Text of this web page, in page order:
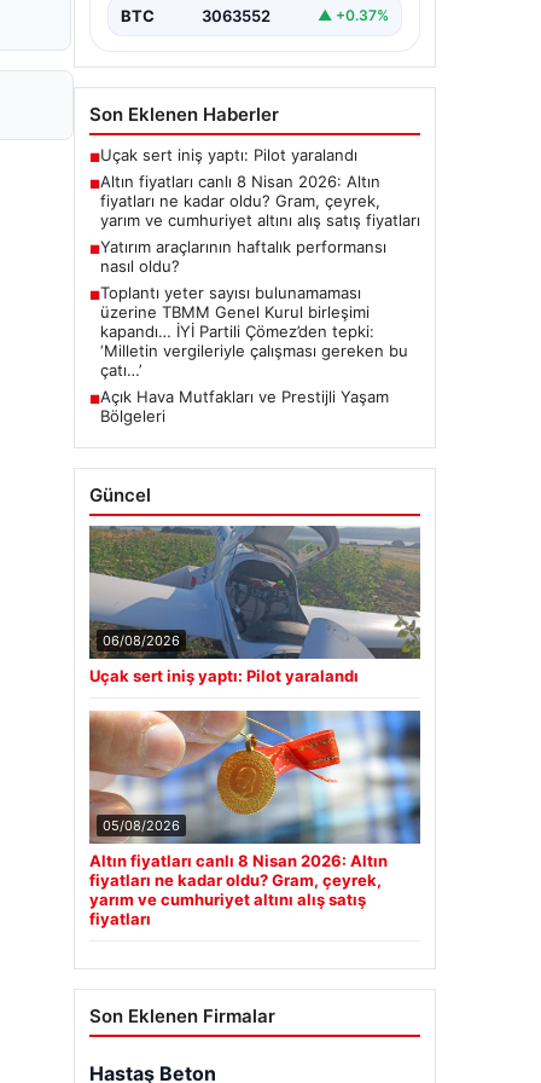
BTC 3063552 ▲ +0.37%
Son Eklenen Haberler
■Uçak sert iniş yaptı: Pilot yaralandı
■Altın fiyatları canlı 8 Nisan 2026: Altın
fiyatları ne kadar oldu? Gram, çeyrek,
yarım ve cumhuriyet altını alış satış fiyatları
■Yatırım araçlarının haftalık performansı
nasıl oldu?
■Toplantı yeter sayısı bulunamaması
üzerine TBMM Genel Kurul birleşimi
kapandı… İYİ Partili Çömez’den tepki:
‘Milletin vergileriyle çalışması gereken bu
çatı…’
■Açık Hava Mutfakları ve Prestijli Yaşam
Bölgeleri
Güncel
06/08/2026
Uçak sert iniş yaptı: Pilot yaralandı
05/08/2026
Altın fiyatları canlı 8 Nisan 2026: Altın
fiyatları ne kadar oldu? Gram, çeyrek,
yarım ve cumhuriyet altını alış satış
fiyatları
Son Eklenen Firmalar
Hastaş Beton